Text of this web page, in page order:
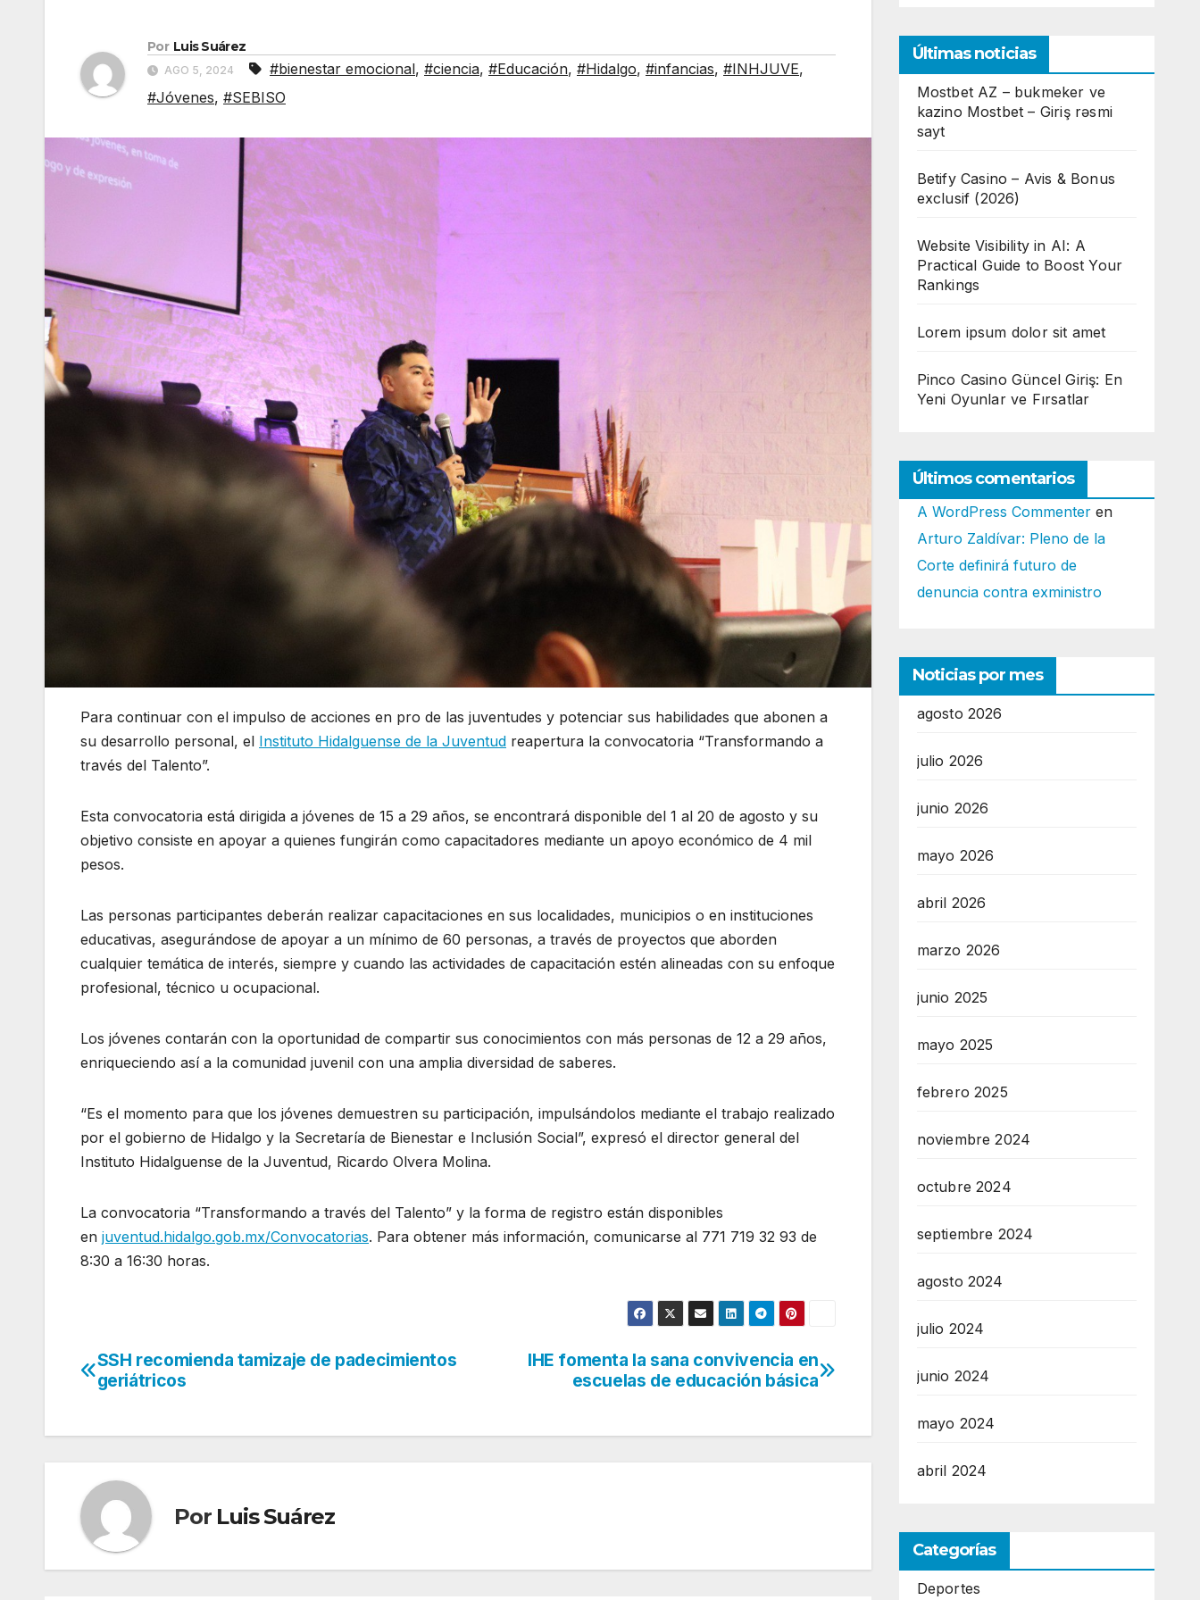
Por Luis Suárez
AGO 5, 2024 #bienestar emocional, #ciencia, #Educación, #Hidalgo, #infancias, #INHJUVE,
#Jóvenes, #SEBISO
Para continuar con el impulso de acciones en pro de las juventudes y potenciar sus habilidades que abonen a
su desarrollo personal, el Instituto Hidalguense de la Juventud reapertura la convocatoria “Transformando a
través del Talento”.
Esta convocatoria está dirigida a jóvenes de 15 a 29 años, se encontrará disponible del 1 al 20 de agosto y su
objetivo consiste en apoyar a quienes fungirán como capacitadores mediante un apoyo económico de 4 mil
pesos.
Las personas participantes deberán realizar capacitaciones en sus localidades, municipios o en instituciones
educativas, asegurándose de apoyar a un mínimo de 60 personas, a través de proyectos que aborden
cualquier temática de interés, siempre y cuando las actividades de capacitación estén alineadas con su enfoque
profesional, técnico u ocupacional.
Los jóvenes contarán con la oportunidad de compartir sus conocimientos con más personas de 12 a 29 años,
enriqueciendo así a la comunidad juvenil con una amplia diversidad de saberes.
“Es el momento para que los jóvenes demuestren su participación, impulsándolos mediante el trabajo realizado
por el gobierno de Hidalgo y la Secretaría de Bienestar e Inclusión Social”, expresó el director general del
Instituto Hidalguense de la Juventud, Ricardo Olvera Molina.
La convocatoria “Transformando a través del Talento” y la forma de registro están disponibles
en juventud.hidalgo.gob.mx/Convocatorias. Para obtener más información, comunicarse al 771 719 32 93 de
8:30 a 16:30 horas.
Navegación
entradas
IHE fomenta la sana convivencia en
escuelas de educación básica
SSH recomienda tamizaje de padecimientos
geriátricos
Por Luis Suárez
Últimas noticias
Mostbet AZ – bukmeker ve
kazino Mostbet – Giriş rəsmi
sayt
Betify Casino – Avis & Bonus
exclusif (2026)
Website Visibility in AI: A
Practical Guide to Boost Your
Rankings
Lorem ipsum dolor sit amet
Pinco Casino Güncel Giriş: En
Yeni Oyunlar ve Fırsatlar
Últimos comentarios
A WordPress Commenteren
Arturo Zaldívar: Pleno de la
Corte definirá futuro de
denuncia contra exministro
Noticias por mes
agosto 2026
julio 2026
junio 2026
mayo 2026
abril 2026
marzo 2026
junio 2025
mayo 2025
febrero 2025
noviembre 2024
octubre 2024
septiembre 2024
agosto 2024
julio 2024
junio 2024
mayo 2024
abril 2024
Categorías
Deportes